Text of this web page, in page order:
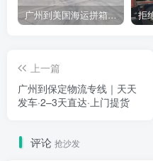
广州到美国海运拼箱多少钱？2024年最新运费构成+隐藏费用避坑指南
上一篇
广州到保定物流专线｜天天
发车·2–3天直达·上门提货
评论 抢沙发